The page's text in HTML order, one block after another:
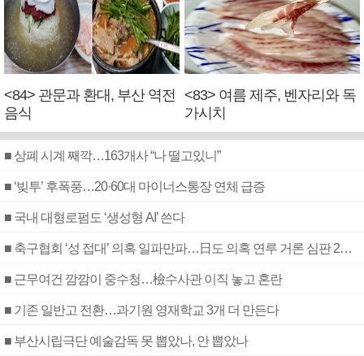
<84> 관문과 환대, 부산 역전
음식
<83> 여름 제주, 벤자리와 독
가시치
■ 상폐 시계 째깍…163개사 “나 떨고있니”
■ ‘빚투’ 후폭풍…20·60대 마이너스통장 연체 급증
■ 국내 대형로펌도 ‘생성형 AI’ 쓴다
■ 축구협회 ‘성 접대’ 의혹 일파만파…日도 의혹 연루 거론 심판 2명 조사
■ 근무여건 깜깜이 중수청…檢수사관 이직 놓고 혼란
■ 기존 일반고 전환…과기원 영재학교 3개 더 만든다
■ 부산시립극단 예술감독 못 뽑았나, 안 뽑았나